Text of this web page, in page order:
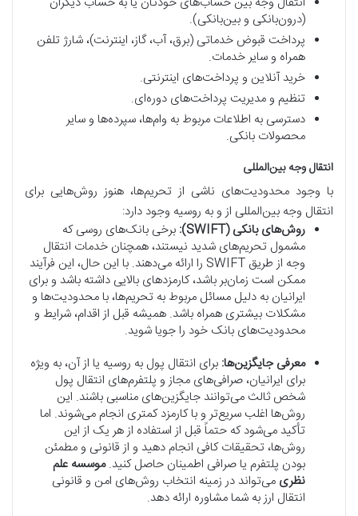
(درون‌بانکی و بین‌بانکی).
پرداخت قبوض خدماتی (برق، آب، گاز، اینترنت)، شارژ تلفن
همراه و سایر خدمات.
خرید آنلاین و پرداخت‌های اینترنتی.
تنظیم و مدیریت پرداخت‌های دوره‌ای.
دسترسی به اطلاعات مربوط به وام‌ها، سپرده‌ها و سایر
محصولات بانکی.
انتقال وجه بین‌المللی
با وجود محدودیت‌های ناشی از تحریم‌ها، هنوز روش‌هایی برای
انتقال وجه بین‌المللی از و به روسیه وجود دارد:
روش‌های بانکی (SWIFT):
برخی بانک‌های روسی که
مشمول تحریم‌های شدید نیستند، همچنان خدمات انتقال
وجه از طریق SWIFT را ارائه می‌دهند. با این حال، این فرآیند
ممکن است زمان‌بر باشد، کارمزدهای بالایی داشته باشد و برای
ایرانیان به دلیل مسائل مربوط به تحریم‌ها، با محدودیت‌ها و
مشکلات بیشتری همراه باشد. همیشه قبل از اقدام، شرایط و
محدودیت‌های بانک خود را جویا شوید.
معرفی جایگزین‌ها: برای انتقال پول به روسیه یا از آن، به ویژه
برای ایرانیان، صرافی‌های مجاز و پلتفرم‌های انتقال پول
شخص ثالث می‌توانند جایگزین‌های مناسبی باشند. این
روش‌ها اغلب سریع‌تر و با کارمزد کمتری انجام می‌شوند. اما
تأکید می‌شود که حتماً قبل از استفاده از هر یک از این
روش‌ها، تحقیقات کافی انجام دهید و از قانونی و مطمئن
بودن پلتفرم یا صرافی اطمینان حاصل کنید. موسسه علم
نظری می‌تواند در زمینه انتخاب روش‌های امن و قانونی
انتقال ارز به شما مشاوره ارائه دهد.